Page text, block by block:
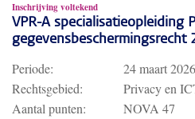
Inschrijving voltekend
VPR-A specialisatieopleiding
gegevensbeschermingsrecht
Periode: 24 maart 2026
Rechtsgebied:
Privacy en
Aantal punten:
NOVA 47